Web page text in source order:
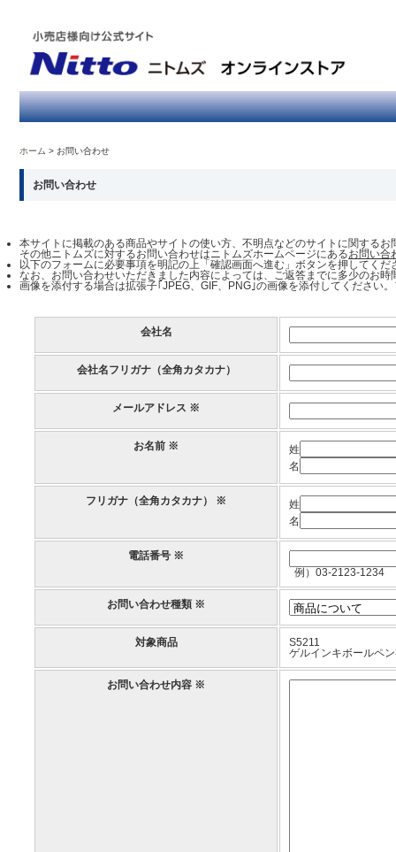
ホーム お問い合わせ
お問い合わせ
本サイトに掲載のある商品やサイトの使い方、不明点などのサイトに関する
その他ニトムズに対するお問い合わせはニトムズホームページにあるお問い合
以下のフォームに必要事項を明記の上「確認画面へ進む」ボタンを押してくだ
なお、お問い合わせいただきました内容によっては、ご返答までに多少のお
画像を添付する場合は拡張子｢JPEG、GIF、PNG｣の画像を添付してください
会社名
会社名フリガナ（全角カタカナ）
メールアドレス ※
お名前 ※
姓
名
フリガナ（全角カタカナ） ※
姓
名
電話番号 ※
例）03-2123-1234
お問い合わせ種類 ※
対象商品
S5211
ゲルインキボール
お問い合わせ内容 ※